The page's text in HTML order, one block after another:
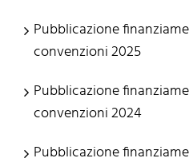
Pubblicazione
convenzioni 2025
Pubblicazione
convenzioni 2024
Pubblicazione